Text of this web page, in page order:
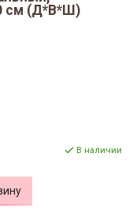
см (Д*В*Ш)
В наличии